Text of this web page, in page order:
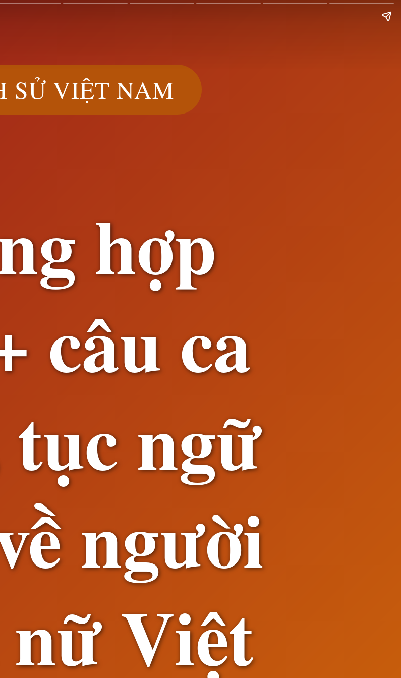
SỬ VIỆT NAM
hợp
câu ca
ngữ
người
Việt